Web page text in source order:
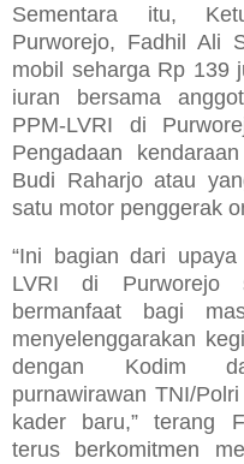
Sementara itu,
Purworejo, Fadhil Ali
mobil seharga Rp 139
iuran bersama
PPM-LVRI di
Pengadaan
Budi Raharjo atau
satu motor penggerak
“Ini bagian dari
LVRI di Purworejo
bermanfaat bagi
menyelenggarakan
dengan Kodim
purnawirawan TNI/
kader baru,” terang
terus berkomitmen